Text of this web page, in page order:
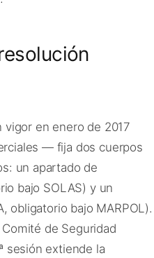
en enero de 2017
— fija dos cuerpos
un apartado de
bajo SOLAS) y un
obligatorio bajo MARPOL).
de Seguridad
sesión extiende la